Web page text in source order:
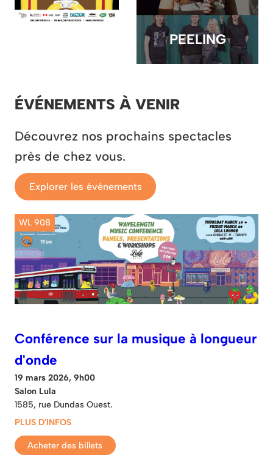
PEELING
ÉVÉNEMENTS À VENIR
Découvrez nos prochains spectacles
près de chez vous.
Explorer les événements
WL 908
Conférence sur la musique à longueur
d'onde
19 mars 2026, 9h00
Salon Lula
1585, rue Dundas Ouest.
PLUS D'INFOS
Acheter des billets